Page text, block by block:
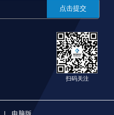
点击提交
扫码关注